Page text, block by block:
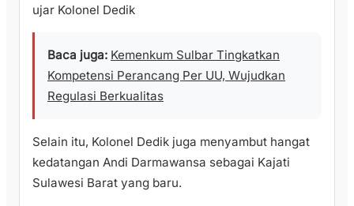
ujar Kolonel Dedik
Baca juga: Kemenkum Sulbar Tingkatkan
Kompetensi Perancang Per UU, Wujudkan
Regulasi Berkualitas
Selain itu, Kolonel Dedik juga menyambut hangat
kedatangan Andi Darmawansa sebagai Kajati
Sulawesi Barat yang baru.